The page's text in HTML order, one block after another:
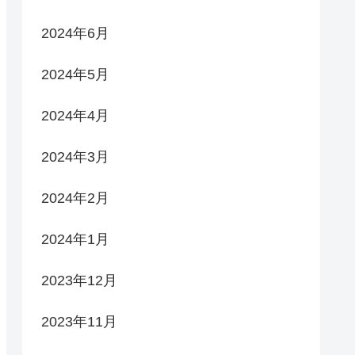
2024年6月
2024年5月
2024年4月
2024年3月
2024年2月
2024年1月
2023年12月
2023年11月